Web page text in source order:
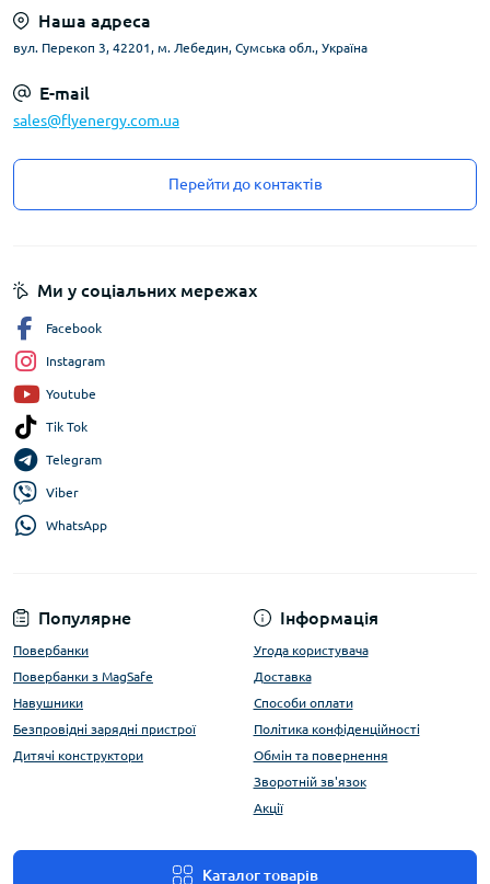
Наша адреса
вул. Перекоп 3, 42201, м. Лебедин, Сумська обл., Україна
E-mail
sales@flyenergy.com.ua
Перейти до контактів
Популярне
Повербанки
Повербанки з MagSafe
Навушники
Безпровідні зарядні пристрої
Дитячі конструктори
Інформація
Угода користувача
Доставка
Способи оплати
Політика конфіденційності
Обмін та повернення
Зворотній зв'язок
Акції
Каталог товарів
Ми у соціальних мережах
Facebook
Instagram
Youtube
Tik Tok
Telegram
Viber
WhatsApp